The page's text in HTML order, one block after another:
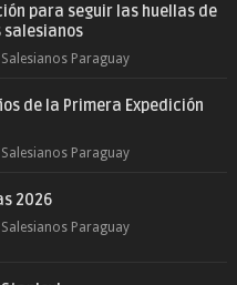
para seguir las huellas de
salesianos
Salesianos Paraguay
de la Primera Expedición
Salesianos Paraguay
2026
Salesianos Paraguay